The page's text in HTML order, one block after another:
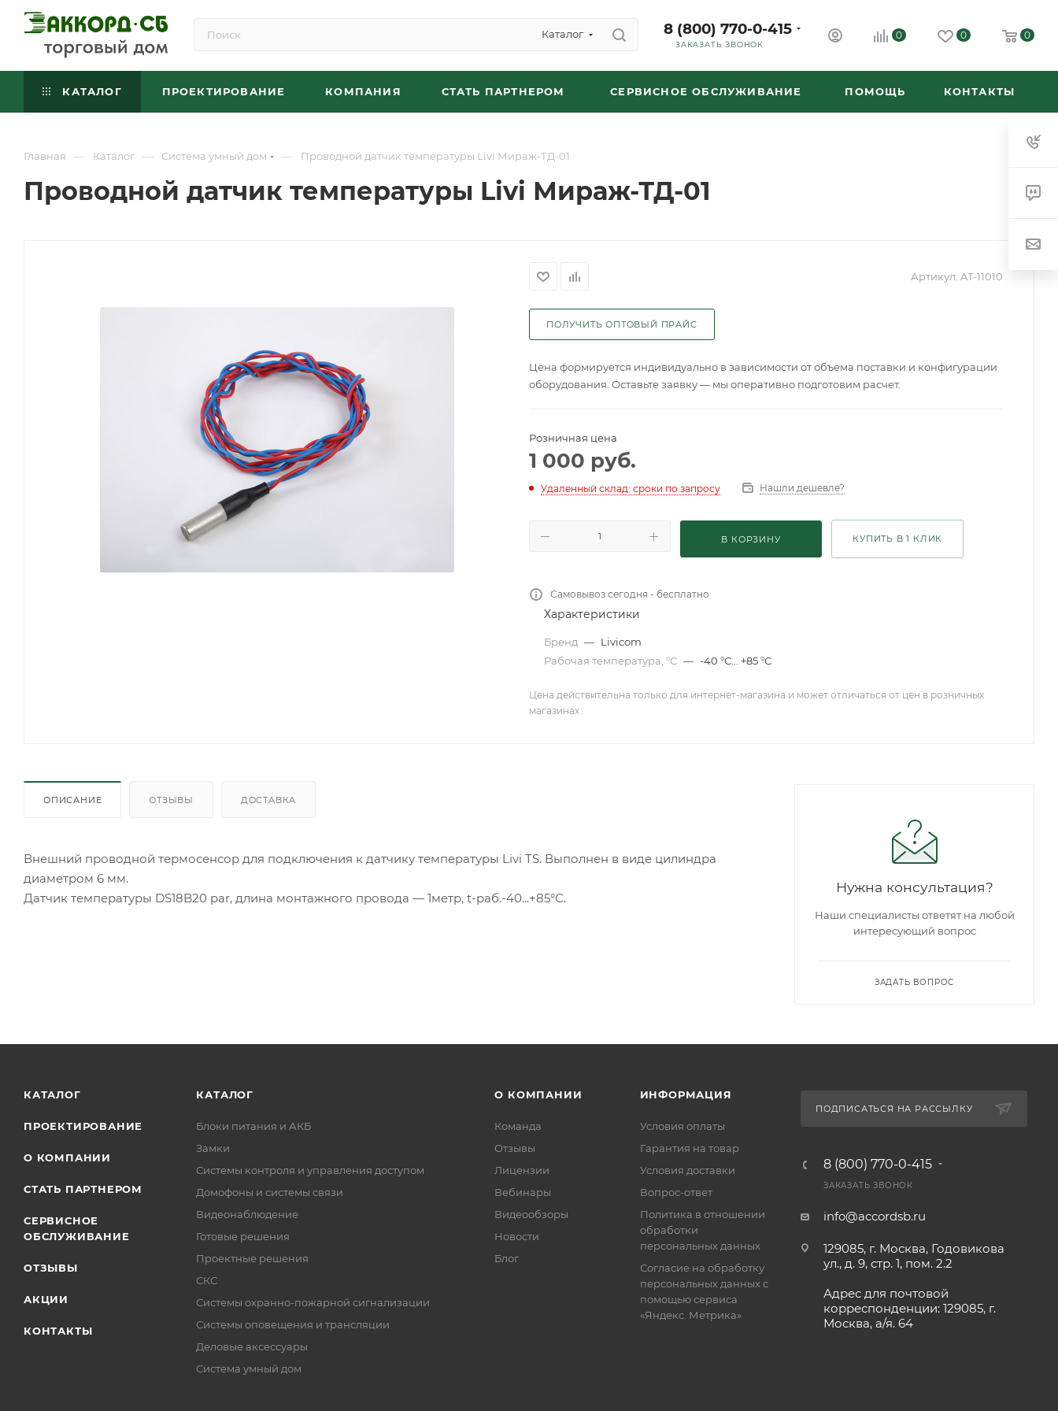
Каталог 8 (800) 770-0-415
ЗАКАЗАТЬ ЗВОНОК
0 0 0
КАТАЛОГ ПРОЕКТИРОВАНИЕ КОМПАНИЯ СТАТЬ ПАРТНЕРОМ СЕРВИСНОЕ ОБСЛУЖИВАНИЕ ПОМОЩЬ КОНТАКТЫ
Главная — Каталог — Система умный дом — Проводной датчик температуры Livi Мираж-ТД-01
Проводной датчик температуры Livi Мираж-ТД-01
Артикул: AT-11010
ПОЛУЧИТЬ ОПТОВЫЙ ПРАЙС
Цена формируется индивидуально в зависимости от объема поставки и конфигурации
оборудования. Оставьте заявку — мы оперативно подготовим расчет.
Розничная цена
1 000 руб.
Удаленный склад: сроки по запросу Нашли дешевле?
В КОРЗИНУ КУПИТЬ В 1 КЛИК
Самовывоз сегодня - бесплатно
Характеристики
Бренд — Livicom
Рабочая температура, °С — -40 °С... +85 °С
Цена действительна только для интернет-магазина и может отличаться от цен в розничных
магазинах .
ОПИСАНИЕ ОТЗЫВЫ ДОСТАВКА
Внешний проводной термосенсор для подключения к датчику температуры Livi TS. Выполнен в виде цилиндра
диаметром 6 мм.
Датчик температуры DS18B20 par, длина монтажного провода — 1метр, t-раб.-40...+85°С.
Нужна консультация?
Наши специалисты ответят на любой
интересующий вопрос
ЗАДАТЬ ВОПРОС
КАТАЛОГ
ПРОЕКТИРОВАНИЕ
О КОМПАНИИ
СТАТЬ ПАРТНЕРОМ
СЕРВИСНОЕ
ОБСЛУЖИВАНИЕ
ОТЗЫВЫ
АКЦИИ
КОНТАКТЫ
КАТАЛОГ
Блоки питания и АКБ
Замки
Системы контроля и управления доступом
Домофоны и системы связи
Видеонаблюдение
Готовые решения
Проектные решения
СКС
Системы охранно-пожарной сигнализации
Системы оповещения и трансляции
Деловые аксессуары
Система умный дом
О КОМПАНИИ
Команда
Отзывы
Лицензии
Вебинары
Видеообзоры
Новости
Блог
ИНФОРМАЦИЯ
Условия оплаты
Гарантия на товар
Условия доставки
Вопрос-ответ
Политика в отношении
обработки
персональных данных
Согласие на обработку
персональных данных с
помощью сервиса
«Яндекс. Метрика»
ПОДПИСАТЬСЯ НА РАССЫЛКУ
8 (800) 770-0-415
ЗАКАЗАТЬ ЗВОНОК
info@accordsb.ru
129085, г. Москва, Годовикова
ул., д. 9, стр. 1, пом. 2.2
Адрес для почтовой
корреспонденции: 129085, г.
Москва, а/я. 64